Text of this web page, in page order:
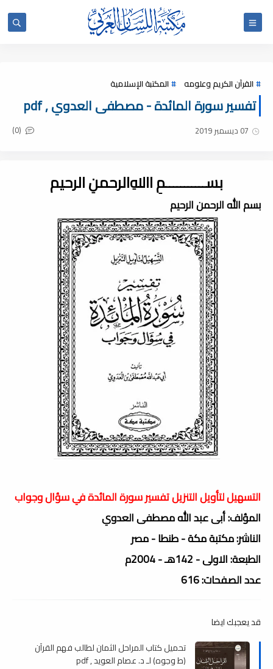
القرآن الكريم وعلومه المكتبة الإسلامية
تفسير سورة المائدة - مصطفى العدوي , pdf
07 ديسمبر 2019 (0)
بســـــــــــمِ اﷲِالرحمنِ الرحيم
بسم الله الرحمن الرحيم
التسهيل لتأويل التنزيل تفسير سورة المائدة في سؤال وجواب
المؤلف: أبى عبد الله مصطفى العدوي
الناشر: مكتبة مكة - طنطا - مصر
الطبعة: الاولى - 142هـ - 2004م
عدد الصفحات: 616
قد يعجبك ايضا
تحميل كتاب المراحل الثمان لطالب فهم القرآن
(ط وجوه) لـ د. عصام العويد , pdf